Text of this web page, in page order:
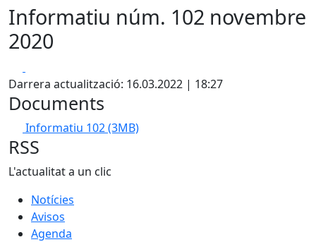
Informatiu núm. 102 novembre
2020
Darrera actualització: 16.03.2022 | 18:27
Documents
Informatiu 102(3MB)
RSS
L'actualitat a un clic
Notícies
Avisos
Agenda